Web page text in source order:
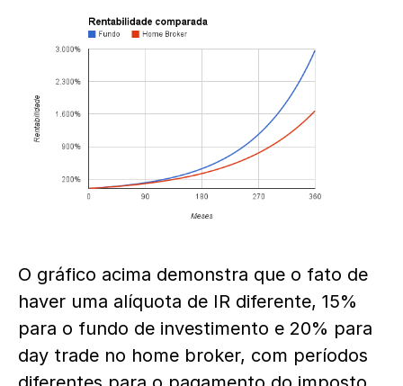
O gráfico acima demonstra que o fato de
haver uma alíquota de IR diferente, 15%
para o fundo de investimento e 20% para
day trade no home broker, com períodos